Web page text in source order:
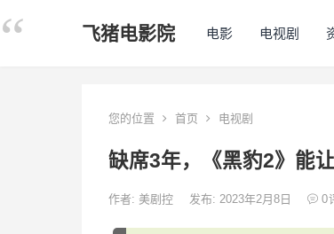
飞猪电影院 电影 电视剧
您的位置 首页 电视剧
缺席3年，《黑豹2》能
作者: 美剧控 发布: 2023年2月8日 0